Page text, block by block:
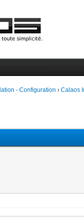
- Configuration ›Calaos